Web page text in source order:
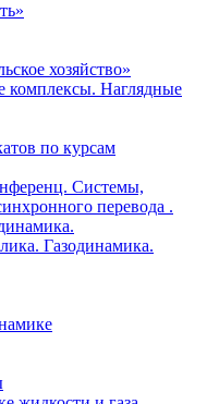
хозяйство»
комплексы. Наглядные
по курсам
Системы,
перевода .
Газодинамика.